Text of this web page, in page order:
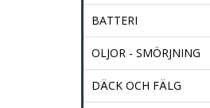
BATTERI
OLJOR - SMÖRJNING
DÄCK OCH FÄLG